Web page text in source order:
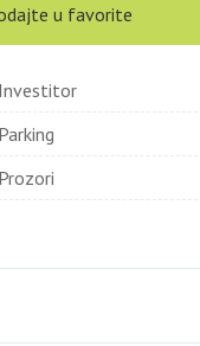
u favorite
Investitor
Parking
Prozori